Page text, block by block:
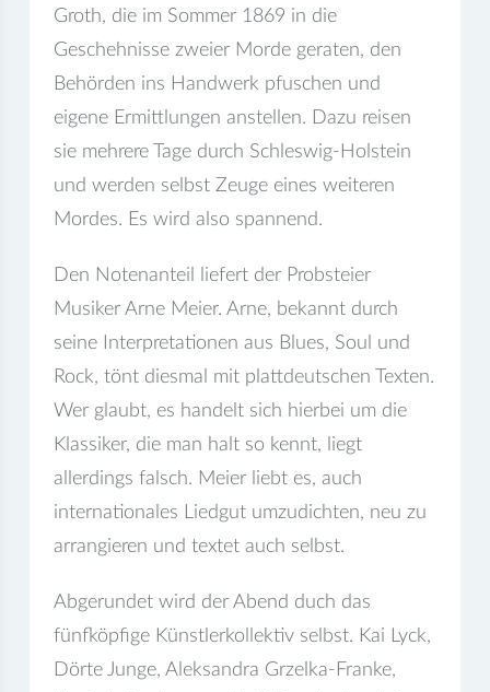
Groth, die im Sommer 1869 in die
Geschehnisse zweier Morde geraten, den
Behörden ins Handwerk pfuschen und
eigene Ermittlungen anstellen. Dazu reisen
sie mehrere Tage durch Schleswig-Holstein
und werden selbst Zeuge eines weiteren
Mordes. Es wird also spannend.
Den Notenanteil liefert der Probsteier
Musiker Arne Meier. Arne, bekannt durch
seine Interpretationen aus Blues, Soul und
Rock, tönt diesmal mit plattdeutschen Texten.
Wer glaubt, es handelt sich hierbei um die
Klassiker, die man halt so kennt, liegt
allerdings falsch. Meier liebt es, auch
internationales Liedgut umzudichten, neu zu
arrangieren und textet auch selbst.
Abgerundet wird der Abend duch das
fünfköpfige Künstlerkollektiv selbst. Kai Lyck,
Dörte Junge, Aleksandra Grzelka-Franke,